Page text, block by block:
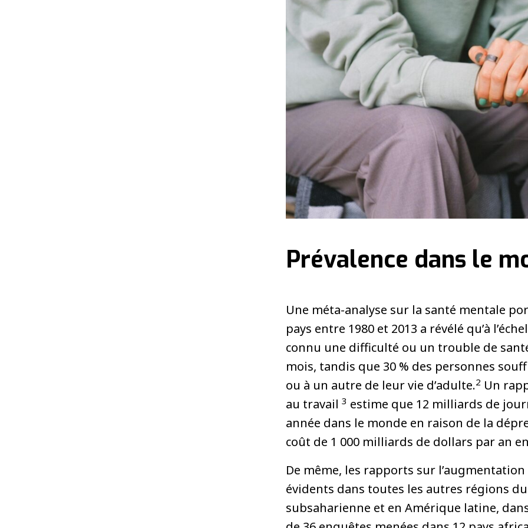
Prévalence dans le
Une méta-analyse sur la santé mentale
pays entre 1980 et 2013 a révélé qu’à
connu une difficulté ou un trouble de
mois, tandis que 30 % des personnes
ou à un autre de leur vie d’adulte.2 Un
au travail 3 estime que 12 milliards de
année dans le monde en raison de la
coût de 1 000 milliards de dollars par an
De même, les rapports sur
évidents dans toutes les autres régions
subsaharienne et en Amérique latine,